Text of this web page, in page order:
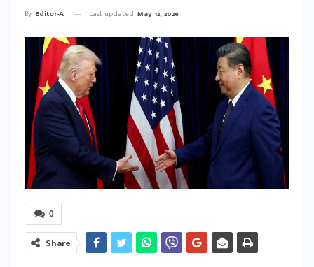
By Editor-A Last updated May 12, 2026
0
Share